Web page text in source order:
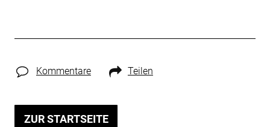
Kommentare Teilen
ZUR STARTSEITE